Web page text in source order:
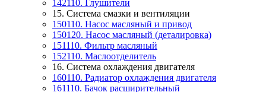
142110. Глушители
15. Система смазки и вентиляции
150110. Насос масляный и привод
150120. Насос масляный (деталировка)
151110. Фильтр масляный
152110. Маслоотделитель
16. Система охлаждения двигателя
160110. Радиатор охлаждения двигателя
161110. Бачок расширительный